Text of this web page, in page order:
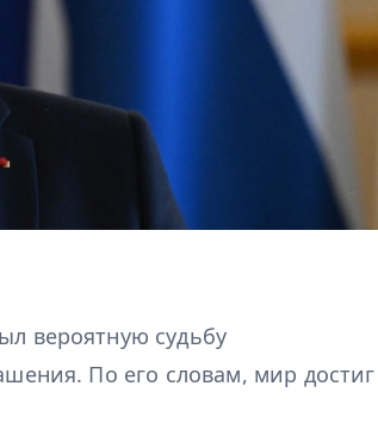
вероятную судьбу
По его словам, мир достиг